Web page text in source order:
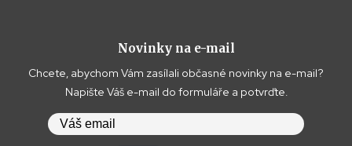
Novinky na e-mail
Chcete, abychom Vám zasílali občasné novinky na e-mail?
Napište Váš e-mail do formuláře a potvrďte.